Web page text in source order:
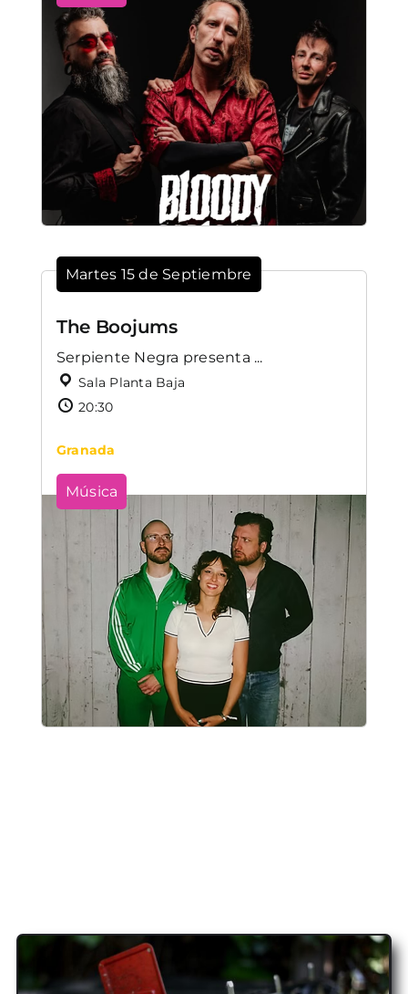
Martes 15 de Septiembre
The Boojums
Serpiente Negra presenta ...
Sala Planta Baja
20:30
Granada
Música